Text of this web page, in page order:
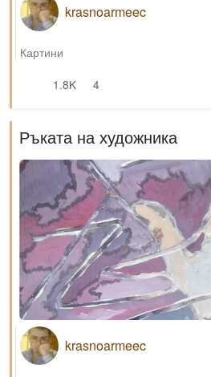
krasnoarmeec
Картини
1.8K
4
Ръката на художника
krasnoarmeec